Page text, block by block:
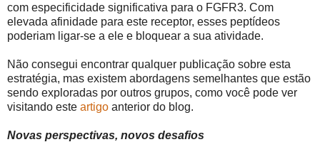
com especificidade significativa para o FGFR3. Com
elevada afinidade para este receptor, esses peptídeos
poderiam ligar-se a ele e bloquear a sua atividade.
Não consegui encontrar qualquer publicação sobre esta
estratégia, mas existem abordagens semelhantes que estão
sendo exploradas por outros grupos, como você pode ver
visitando este artigo anterior do blog.
Novas perspectivas, novos desafios